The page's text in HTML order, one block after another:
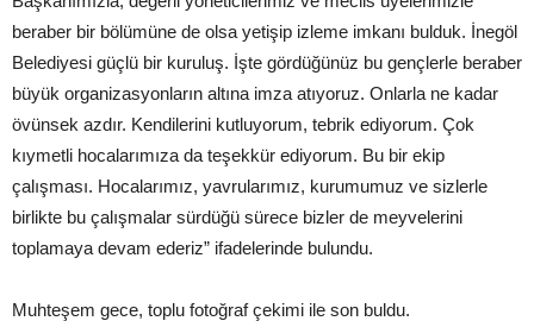
beraber bir bölümüne de olsa yetişip izleme imkanı bulduk. İnegöl
Belediyesi güçlü bir kuruluş. İşte gördüğünüz bu gençlerle beraber
büyük organizasyonların altına imza atıyoruz. Onlarla ne kadar
övünsek azdır. Kendilerini kutluyorum, tebrik ediyorum. Çok
kıymetli hocalarımıza da teşekkür ediyorum. Bu bir ekip
çalışması. Hocalarımız, yavrularımız, kurumumuz ve sizlerle
birlikte bu çalışmalar sürdüğü sürece bizler de meyvelerini
toplamaya devam ederiz” ifadelerinde bulundu.
Muhteşem gece, toplu fotoğraf çekimi ile son buldu.